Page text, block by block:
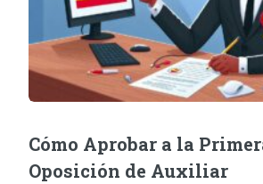
Cómo Aprobar a la
Oposición de Auxiliar